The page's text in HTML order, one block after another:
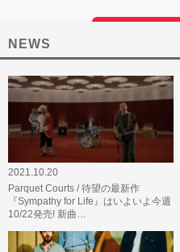
NEWS
2021.10.20
Parquet Courts / 待望の最新作
『Sympathy for Life』はいよいよ今週
10/22発売! 新曲…